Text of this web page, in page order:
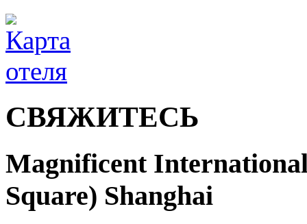
СВЯЖИТЕСЬ
Magnificent
Square) Shanghai